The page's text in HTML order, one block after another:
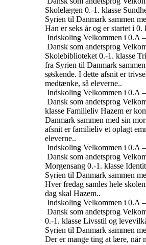
Skolelægen 0.-1. klasse
Syrien til Danmark sammen
Han er seks år og er startet i 0.
Indskoling Velkommen i 0.A
Dansk som andetsprog
Skolebiblioteket 0.-1. klasse
fra Syrien til Danmark
søskende. I dette afsnit er
medtænke, så eleverne..
Indskoling Velkommen i 0.A
Dansk som andetsprog
klasse Familieliv Hazem er
Danmark sammen med sin
afsnit er familieliv et oplagt
eleverne..
Indskoling Velkommen i 0.A
Dansk som andetsprog
Morgensang 0.-1. klasse
Syrien til Danmark sammen
Hver fredag samles hele
dag skal Hazem..
Indskoling Velkommen i 0.A
Dansk som andetsprog
0.-1. klasse Livsstil og
Syrien til Danmark sammen
Der er mange ting at lære, når